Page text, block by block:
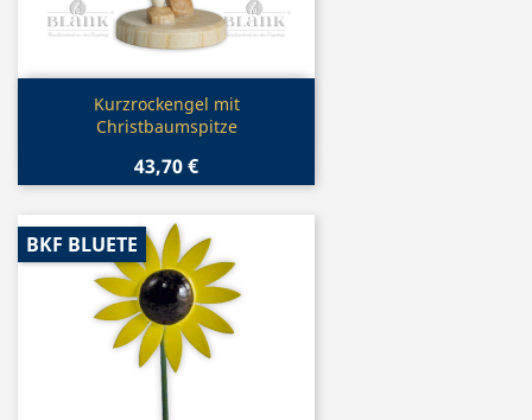
Vorschau
Kurzrockengel mit
Christbaumspitze
43,70 €
BKF BLUETE